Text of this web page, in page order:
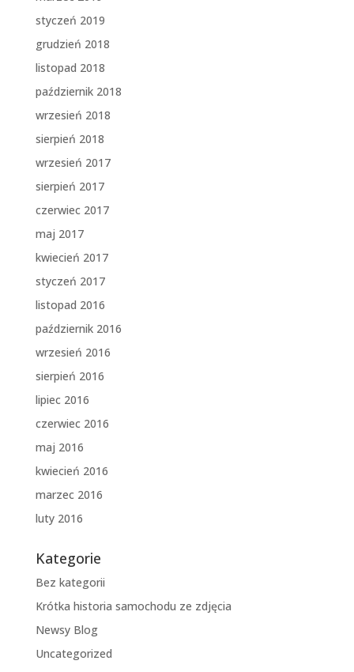
styczeń 2019
grudzień 2018
listopad 2018
październik 2018
wrzesień 2018
sierpień 2018
wrzesień 2017
sierpień 2017
czerwiec 2017
maj 2017
kwiecień 2017
styczeń 2017
listopad 2016
październik 2016
wrzesień 2016
sierpień 2016
lipiec 2016
czerwiec 2016
maj 2016
kwiecień 2016
marzec 2016
luty 2016
Kategorie
Bez kategorii
Krótka historia samochodu ze zdjęcia
Newsy Blog
Uncategorized